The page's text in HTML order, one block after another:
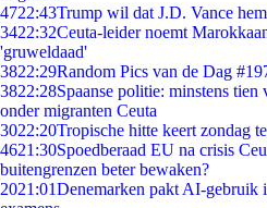
4722:43Trump wil dat J.D. Vance
3422:32Ceuta-leider noemt
'gruweldaad'
3822:29Random Pics van de Dag
3822:28Spaanse politie: minstens
onder migranten Ceuta
3022:20Tropische hitte keert zondag
4621:30Spoedberaad EU na crisis
buitengrenzen beter bewaken?
2021:01Denemarken pakt AI-gebruik